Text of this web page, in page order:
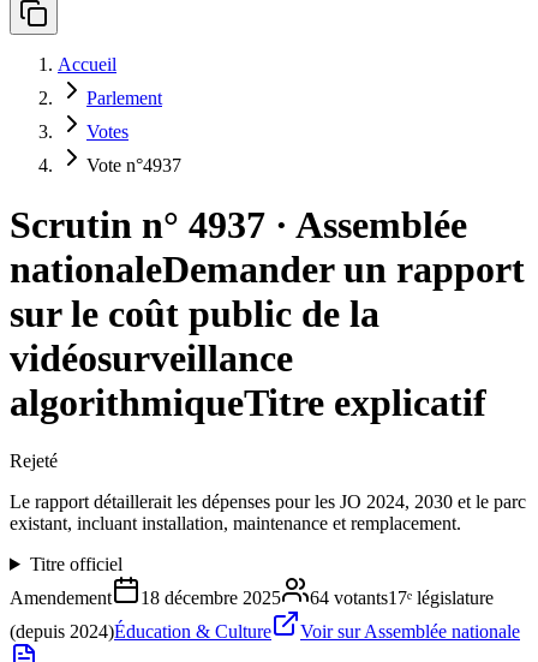
Accueil
Parlement
Votes
Vote n°4937
Scrutin n° 4937 · Assemblée
nationaleDemander un rapport
sur le coût public de la
vidéosurveillance
algorithmiqueTitre explicatif
Rejeté
Le rapport détaillerait les dépenses pour les JO 2024, 2030 et le parc
existant, incluant installation, maintenance et remplacement.
Titre officiel
Amendement
18 décembre 2025 64 votants17ᵉ législature
(depuis 2024)Éducation & Culture Voir sur Assemblée nationale